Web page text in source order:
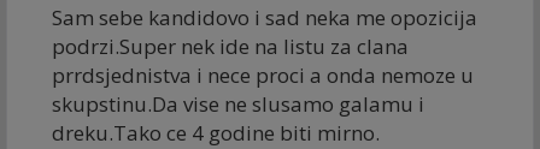
Sam sebe kandidovo i sad neka me opozicija
podrzi.Super nek ide na listu za clana
prrdsjednistva i nece proci a onda nemoze u
skupstinu.Da vise ne slusamo galamu i
dreku.Tako ce 4 godine biti mirno.